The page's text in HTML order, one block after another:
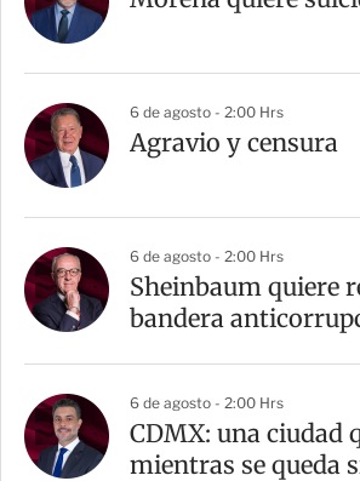
6 de agosto - 2:00 Hrs
Agravio y censura
6 de agosto - 2:00 Hrs
Sheinbaum quiere
bandera
6 de agosto - 2:00 Hrs
CDMX: una ciudad
mientras se queda